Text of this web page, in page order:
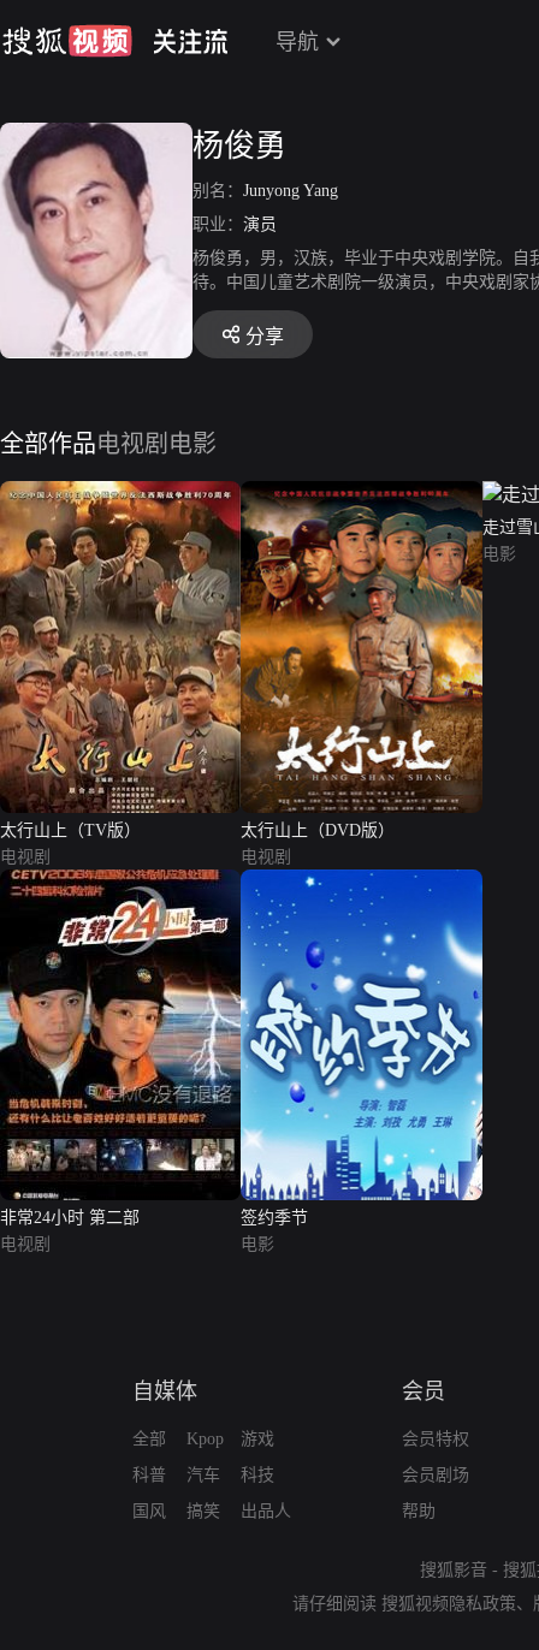
导航
杨俊勇
别名： Junyong Yang
职业： 演员
杨俊勇，男，汉族，毕业于中央戏剧学院。
待。中国儿童艺术剧院一级演员，中央戏剧
、《铁齿铜牙纪晓岚》等。
分享
全部作品电视剧 电影
太行山上（TV版）
电视剧
太行山上（DVD版）
电视剧
走过雪
电影
非常24小时 第二部
电视剧
签约季节
电影
自媒体
全部
科普
国风
Kpop
汽车
搞笑
游戏
科技
出品人
会员
会员特权
会员剧场
帮助
搜狐影音 - 搜
请仔细阅读 搜狐视频隐私政策、